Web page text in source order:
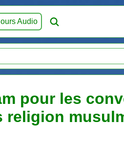
Audio
pour les